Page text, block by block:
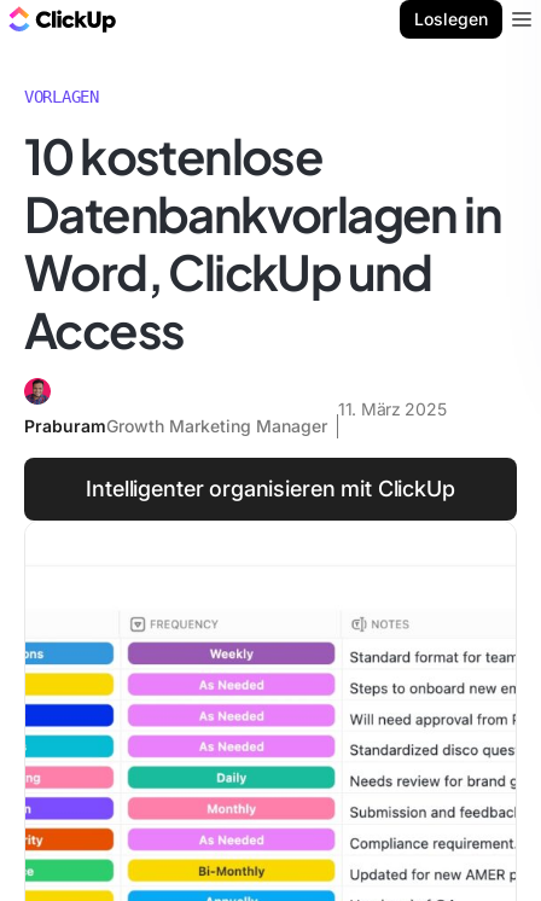
Loslegen
VORLAGEN
10 kostenlose
Datenbankvorlagen in
Word, ClickUp und
Access
PraburamGrowth Marketing Manager
11. März 2025
Intelligenter organisieren mit ClickUp